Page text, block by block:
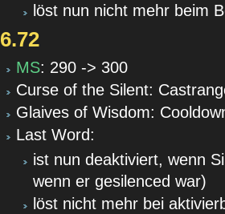
löst nun nicht mehr beim
6.72
MS: 290 -> 300
Curse of the Silent:
Glaives of Wisdom:
Last Word:
ist nun deaktiviert, wenn
wenn er gesilenced war)
löst nicht mehr bei